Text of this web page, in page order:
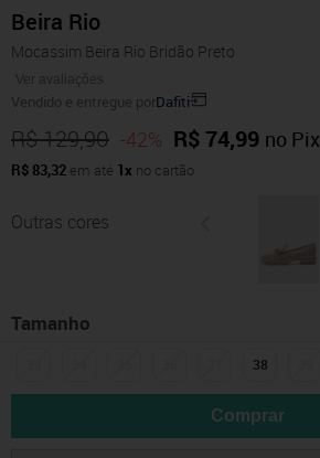
Beira Rio
Mocassim Beira Rio Bridão Preto
Ver avaliações
Vendido e entregue porDafiti
R$ 129,90 -42% R$ 74,99 no Pix
R$ 83,32 em até 1x no cartão
Outras cores
Tamanho
38
Comprar